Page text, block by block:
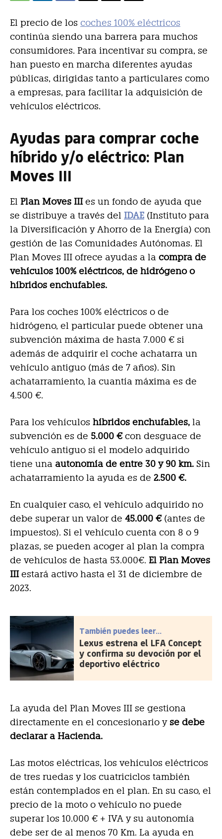
El precio de los coches 100% eléctricos
continúa siendo una barrera para muchos
consumidores. Para incentivar su compra, se
han puesto en marcha diferentes ayudas
públicas, dirigidas tanto a particulares como
a empresas, para facilitar la adquisición de
vehículos eléctricos.
Ayudas para comprar coche
híbrido y/o eléctrico: Plan
Moves III
El Plan Moves IIIes un fondo de ayuda que
se distribuye a través del IDAE (Instituto para
la Diversificación y Ahorro de la Energía) con
gestión de las Comunidades Autónomas. El
Plan Moves III ofrece ayudas a la compra de
vehículos 100% eléctricos, de hidrógeno o
híbridos enchufables.
Para los coches 100% eléctricos o de
hidrógeno, el particular puede obtener una
subvención máxima de hasta 7.000 € si
además de adquirir el coche achatarra un
vehículo antiguo (más de 7 años). Sin
achatarramiento, la cuantía máxima es de
4.500 €.
Para los vehículos híbridos enchufables, la
subvención es de 5.000 €con desguace de
vehículo antiguo si el modelo adquirido
tiene una autonomía de entre 30 y 90 km. Sin
achatarramiento la ayuda es de 2.500 €.
En cualquier caso, el vehículo adquirido no
debe superar un valor de 45.000 €(antes de
impuestos). Si el vehículo cuenta con 8 o 9
plazas, se pueden acoger al plan la compra
de vehículos de hasta 53.000€. El Plan Moves
IIIestará activo hasta el 31 de diciembre de
2023.
También puedes leer...
Lexus estrena el LFA Concept
y confirma su devoción por el
deportivo eléctrico
La ayuda del Plan Moves III se gestiona
directamente en el concesionario y se debe
declarar a Hacienda.
Las motos eléctricas, los vehículos eléctricos
de tres ruedas y los cuatriciclos también
están contemplados en el plan. En su caso, el
precio de la moto o vehículo no puede
superar los 10.000 € + IVA y su autonomía
debe ser de al menos 70 Km. La ayuda en